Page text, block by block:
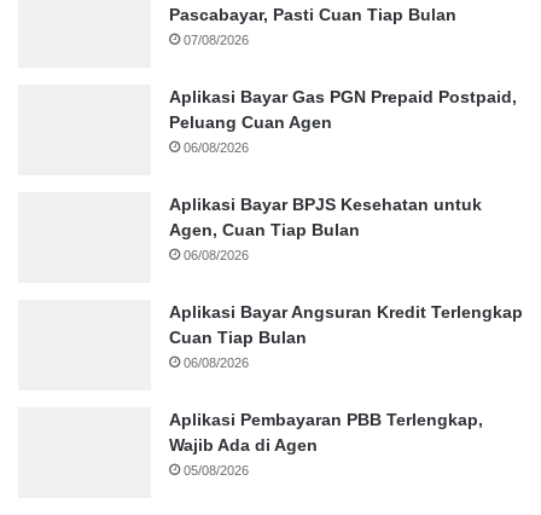
Pascabayar, Pasti Cuan Tiap Bulan
07/08/2026
Aplikasi Bayar Gas PGN Prepaid Postpaid,
Peluang Cuan Agen
06/08/2026
Aplikasi Bayar BPJS Kesehatan untuk
Agen, Cuan Tiap Bulan
06/08/2026
Aplikasi Bayar Angsuran Kredit Terlengkap
Cuan Tiap Bulan
06/08/2026
Aplikasi Pembayaran PBB Terlengkap,
Wajib Ada di Agen
05/08/2026